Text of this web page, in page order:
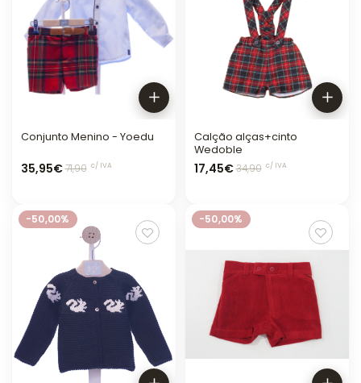
Conjunto Menino - Yoedu
35,95€71,90 c/ IVA
Calção alças+cinto
Wedoble
17,45€34,90 c/ IVA
-50,00% -50,00%